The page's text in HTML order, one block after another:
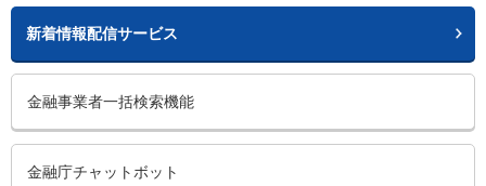
新着情報配信サービス
金融事業者一括検索機能
金融庁チャットボット